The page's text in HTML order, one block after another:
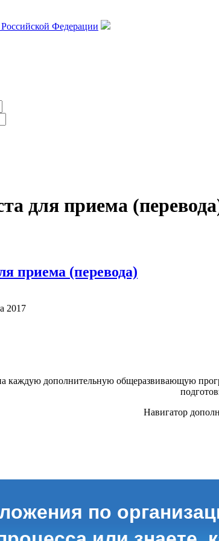
и другиеРасширения Joomla
для приема
приема (перевода)
2017
каждую дополнительную общеразвивающую
Навигатор
по